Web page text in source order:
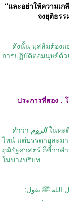
“และอย่าให้ความเ
จงยุติธรร
ดังนั้น มุสลิมต้องแ
การปฏิบัติต่อมนุษย์ด้
ประการที่สอง :
คำว่า الروم ในหะ
ไทน์ แต่บรรดาอุละม
ภูมิรัฐศาสตร์ ก็ชี้ว่าค
ในบางบริบท
الله ﷺ يقول: